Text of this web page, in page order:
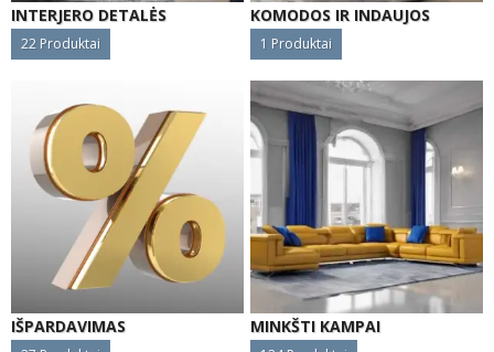
INTERJERO DETALĖS
22 Produktai
KOMODOS IR INDAUJOS
1 Produktai
IŠPARDAVIMAS MINKŠTI KAMPAI